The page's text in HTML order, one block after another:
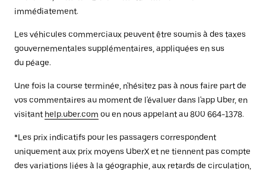
immédiatement.
Les véhicules commerciaux peuvent être soumis à des taxes
gouvernementales supplémentaires, appliquées en sus
du péage.
Une fois la course terminée, n'hésitez pas à nous faire part de
vos commentaires au moment de l'évaluer dans l'app Uber, en
visitant help.uber.com ou en nous appelant au 800 664-1378.
*Les prix indicatifs pour les passagers correspondent
uniquement aux prix moyens UberX et ne tiennent pas compte
des variations liées à la géographie, aux retards de circulation,